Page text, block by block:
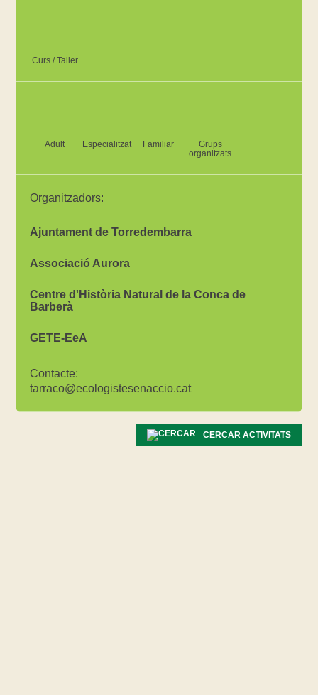
Curs / Taller
Adult Especialitzat Familiar
Grups
organitzats
Organitzadors:
Ajuntament de Torredembarra
Associació Aurora
Centre d'Història Natural de la Conca de
Barberà
GETE-EeA
Contacte:
tarraco@ecologistesenaccio.cat
CERCAR ACTIVITATS